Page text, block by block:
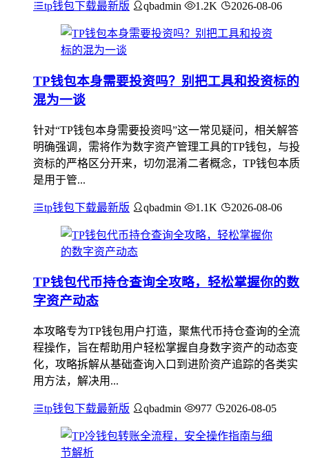
tp钱包下载最新版 qbadmin 1.2K 2026-08-06
TP钱包本身需要投资吗？别把工具和投资标的
混为一谈
针对“TP钱包本身需要投资吗”这一常见疑问，相关解答
明确强调，需将作为数字资产管理工具的TP钱包，与投
资标的严格区分开来，切勿混淆二者概念，TP钱包本质
是用于管...
tp钱包下载最新版 qbadmin 1.1K 2026-08-06
TP钱包代币持仓查询全攻略，轻松掌握你的数
字资产动态
本攻略专为TP钱包用户打造，聚焦代币持仓查询的全流
程操作，旨在帮助用户轻松掌握自身数字资产的动态变
化，攻略拆解从基础查询入口到进阶资产追踪的各类实
用方法，解决用...
tp钱包下载最新版 qbadmin 977 2026-08-05